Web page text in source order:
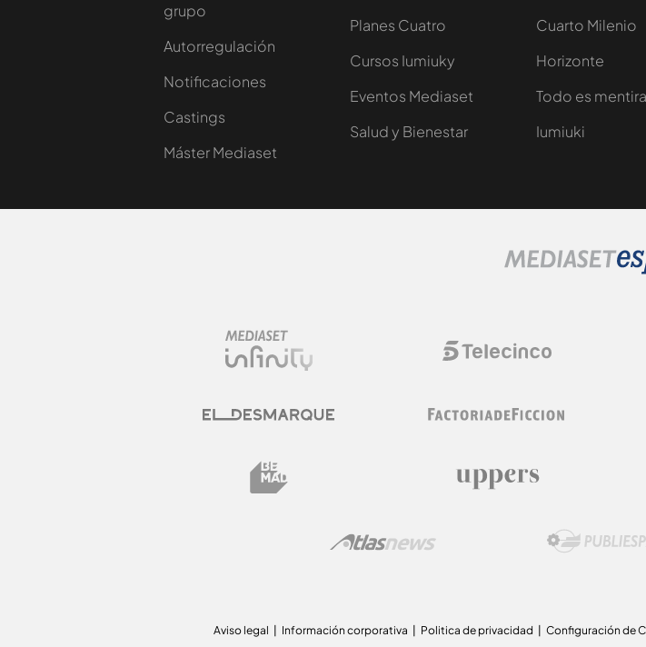
grupo
Autorregulación
Notificaciones
Castings
Máster Mediaset
Planes Cuatro
Cursos Iumiuky
Eventos Mediaset
Salud y Bienestar
Cuarto Milenio
Horizonte
Todo es mentira
Iumiuki
Aviso legal Información corporativa Politica de privacidad Configuración de